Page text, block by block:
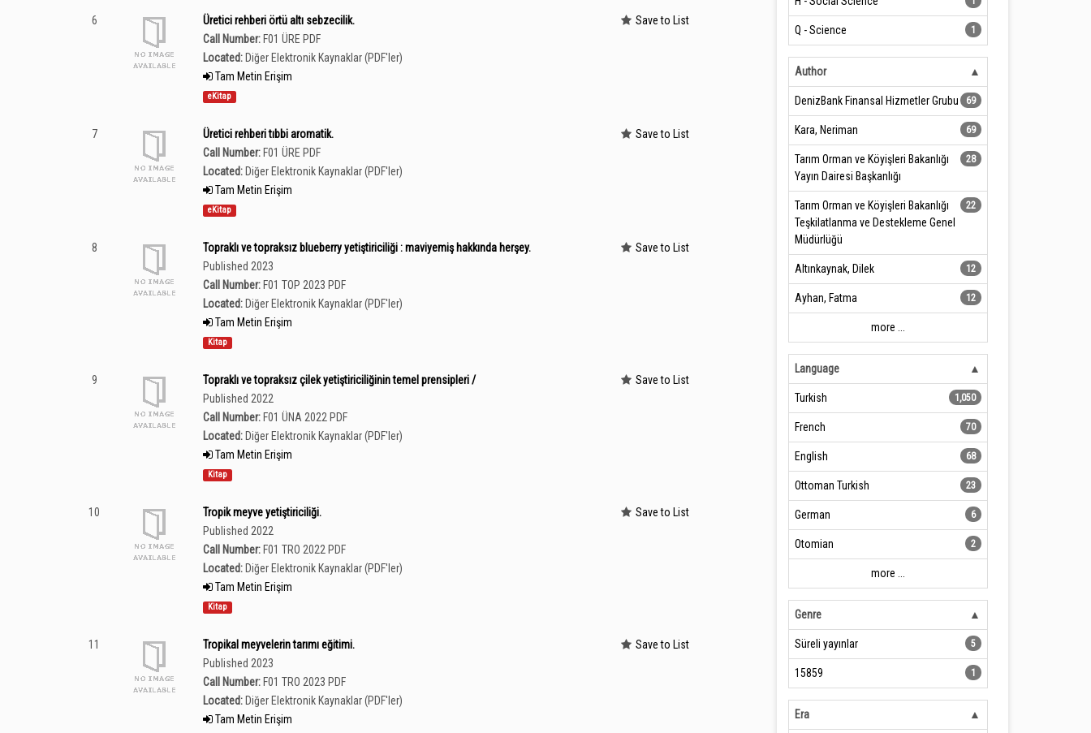
6
Üretici rehberi örtü altı sebzecilik.
Call Number: F01 ÜRE PDF
Located: Diğer Elektronik Kaynaklar (PDF'ler)
Tam Metin Erişim
eKitap
Save to List
7
Üretici rehberi tıbbi aromatik.
Call Number: F01 ÜRE PDF
Located: Diğer Elektronik Kaynaklar (PDF'ler)
Tam Metin Erişim
eKitap
Save to List
8
Topraklı ve topraksız blueberry yetiştiriciliği : maviyemiş hakkında herşey.
Published 2023
Call Number: F01 TOP 2023 PDF
Located: Diğer Elektronik Kaynaklar (PDF'ler)
Tam Metin Erişim
Kitap
Save to List
9
Topraklı ve topraksız çilek yetiştiriciliğinin temel prensipleri /
Published 2022
Call Number: F01 ÜNA 2022 PDF
Located: Diğer Elektronik Kaynaklar (PDF'ler)
Tam Metin Erişim
Kitap
Save to List
10
Tropik meyve yetiştiriciliği.
Published 2022
Call Number: F01 TRO 2022 PDF
Located: Diğer Elektronik Kaynaklar (PDF'ler)
Tam Metin Erişim
Kitap
Save to List
11
Tropikal meyvelerin tarımı eğitimi.
Published 2023
Call Number: F01 TRO 2023 PDF
Located: Diğer Elektronik Kaynaklar (PDF'ler)
Tam Metin Erişim
Save to List
Q - Science 1
Author
DenizBank Finansal Hizmetler Grubu 69
Kara, Neriman 69
Tarım Orman ve Köyişleri Bakanlığı
Yayın Dairesi Başkanlığı
28
Tarım Orman ve Köyişleri Bakanlığı
Teşkilatlanma ve Destekleme Genel
Müdürlüğü
22
Altınkaynak, Dilek 12
Ayhan, Fatma 12
more ...
Language
Turkish 1,050
French 70
English 68
Ottoman Turkish 23
German 6
Otomian 2
more ...
Genre
Süreli yayınlar 5
15859 1
Era